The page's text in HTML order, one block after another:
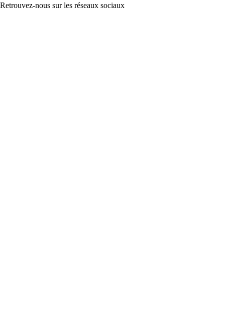
Retrouvez-nous sur les réseaux sociaux